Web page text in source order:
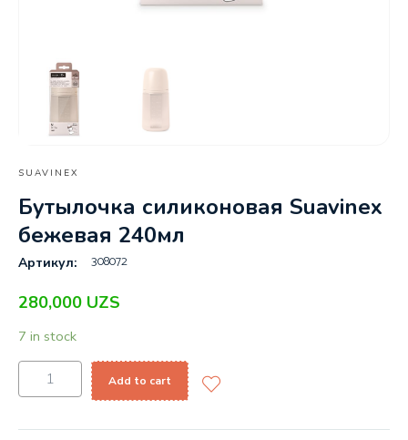
SUAVINEX
Бутылочка силиконовая Suavinex
бежевая 240мл
Артикул: 308072
280,000 UZS
7 in stock
Add to cart